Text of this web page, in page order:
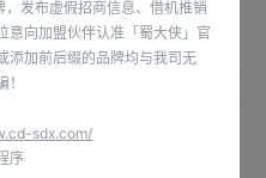
产品
Products
发布虚假招商信息、借机推销
意向加盟伙伴认准「蜀大侠」官
添加前后缀的品牌均与我司无
sdx.com/
序